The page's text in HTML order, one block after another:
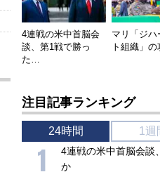
4連戦の米中首脳会
談、第1戦で勝っ
た…
マリ「ジハ
ト組織」
注目記事ランキング
24時間 1週
1
4連戦の米中首脳会談
か